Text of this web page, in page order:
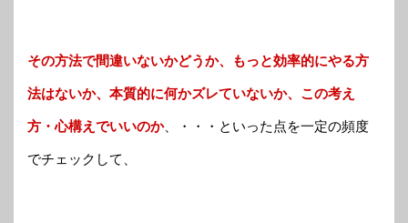
その方法で間違いないかどうか、もっと効率的にやる方
法はないか、本質的に何かズレていないか、この考え
方・心構えでいいのか、・・・といった点を一定の頻度
でチェックして、